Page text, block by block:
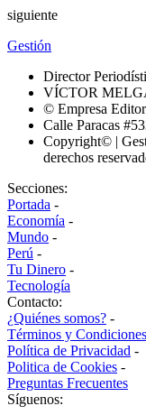
siguiente
Gestión
Director
VÍCTOR
© Empresa
Calle Paracas
Copyright© |
derechos
Secciones:
Portada -
Economía -
Mundo -
Perú -
Tu Dinero -
Tecnología
Contacto:
¿Quiénes somos? -
Términos y Condiciones
Política de Privacidad -
Politica de Cookies -
Preguntas Frecuentes
Síguenos: